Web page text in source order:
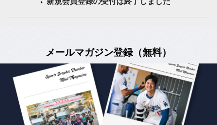
メールマガジン登録（無料）